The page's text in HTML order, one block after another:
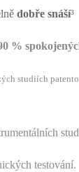
dobře snáší³
%
studiích
testování.